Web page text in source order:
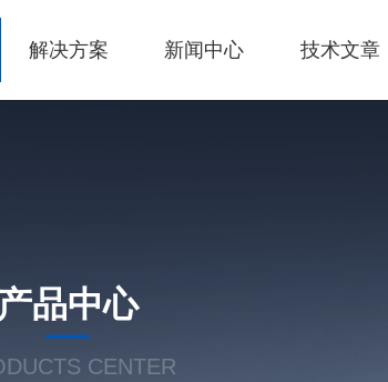
解决方案 新闻中心 技术文章
产品中心
CENTER